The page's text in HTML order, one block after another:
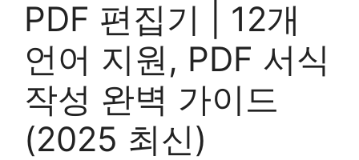
PDF 편집기 | 12개
언어 지원, PDF 서식
작성 완벽 가이드
(2025 최신)